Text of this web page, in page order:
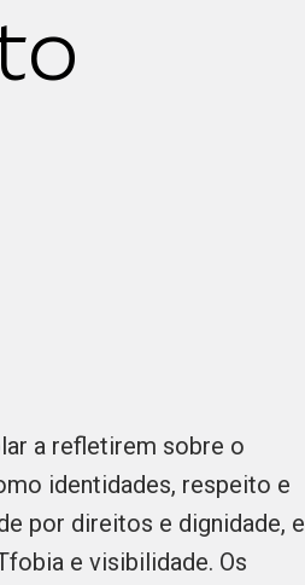
a refletirem sobre o
identidades, respeito e
por direitos e dignidade, e
e visibilidade. Os